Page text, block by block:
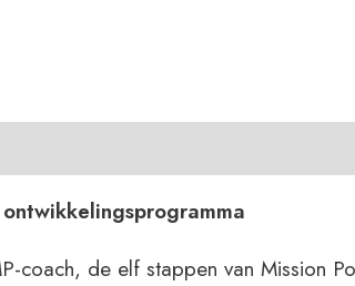
coach, de elf stappen van Mission